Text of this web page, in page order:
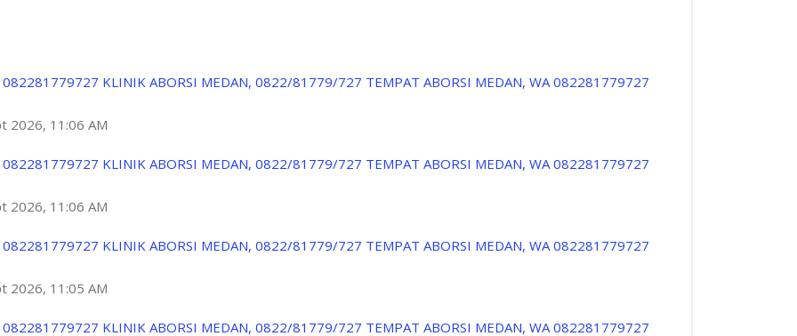
082281779727 KLINIK ABORSI MEDAN, 0822/81779/727 TEMPAT ABORSI MEDAN, WA 082281779727
2026, 11:06 AM
082281779727 KLINIK ABORSI MEDAN, 0822/81779/727 TEMPAT ABORSI MEDAN, WA 082281779727
2026, 11:06 AM
082281779727 KLINIK ABORSI MEDAN, 0822/81779/727 TEMPAT ABORSI MEDAN, WA 082281779727
2026, 11:05 AM
082281779727 KLINIK ABORSI MEDAN, 0822/81779/727 TEMPAT ABORSI MEDAN, WA 082281779727